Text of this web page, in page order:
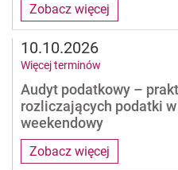
Zobacz więcej
Zobacz więcej
Audyt podatkowy –
rozliczających podatki
weekendowy
10.10.2026
Więcej terminów